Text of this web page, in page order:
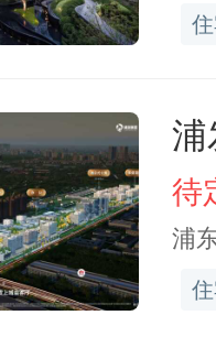
04（商业
两地块整
浦
待
浦